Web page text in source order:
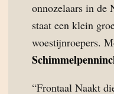
onnozelaars in de
staat een klein
woestijnroepers.
“Frontaal Naakt